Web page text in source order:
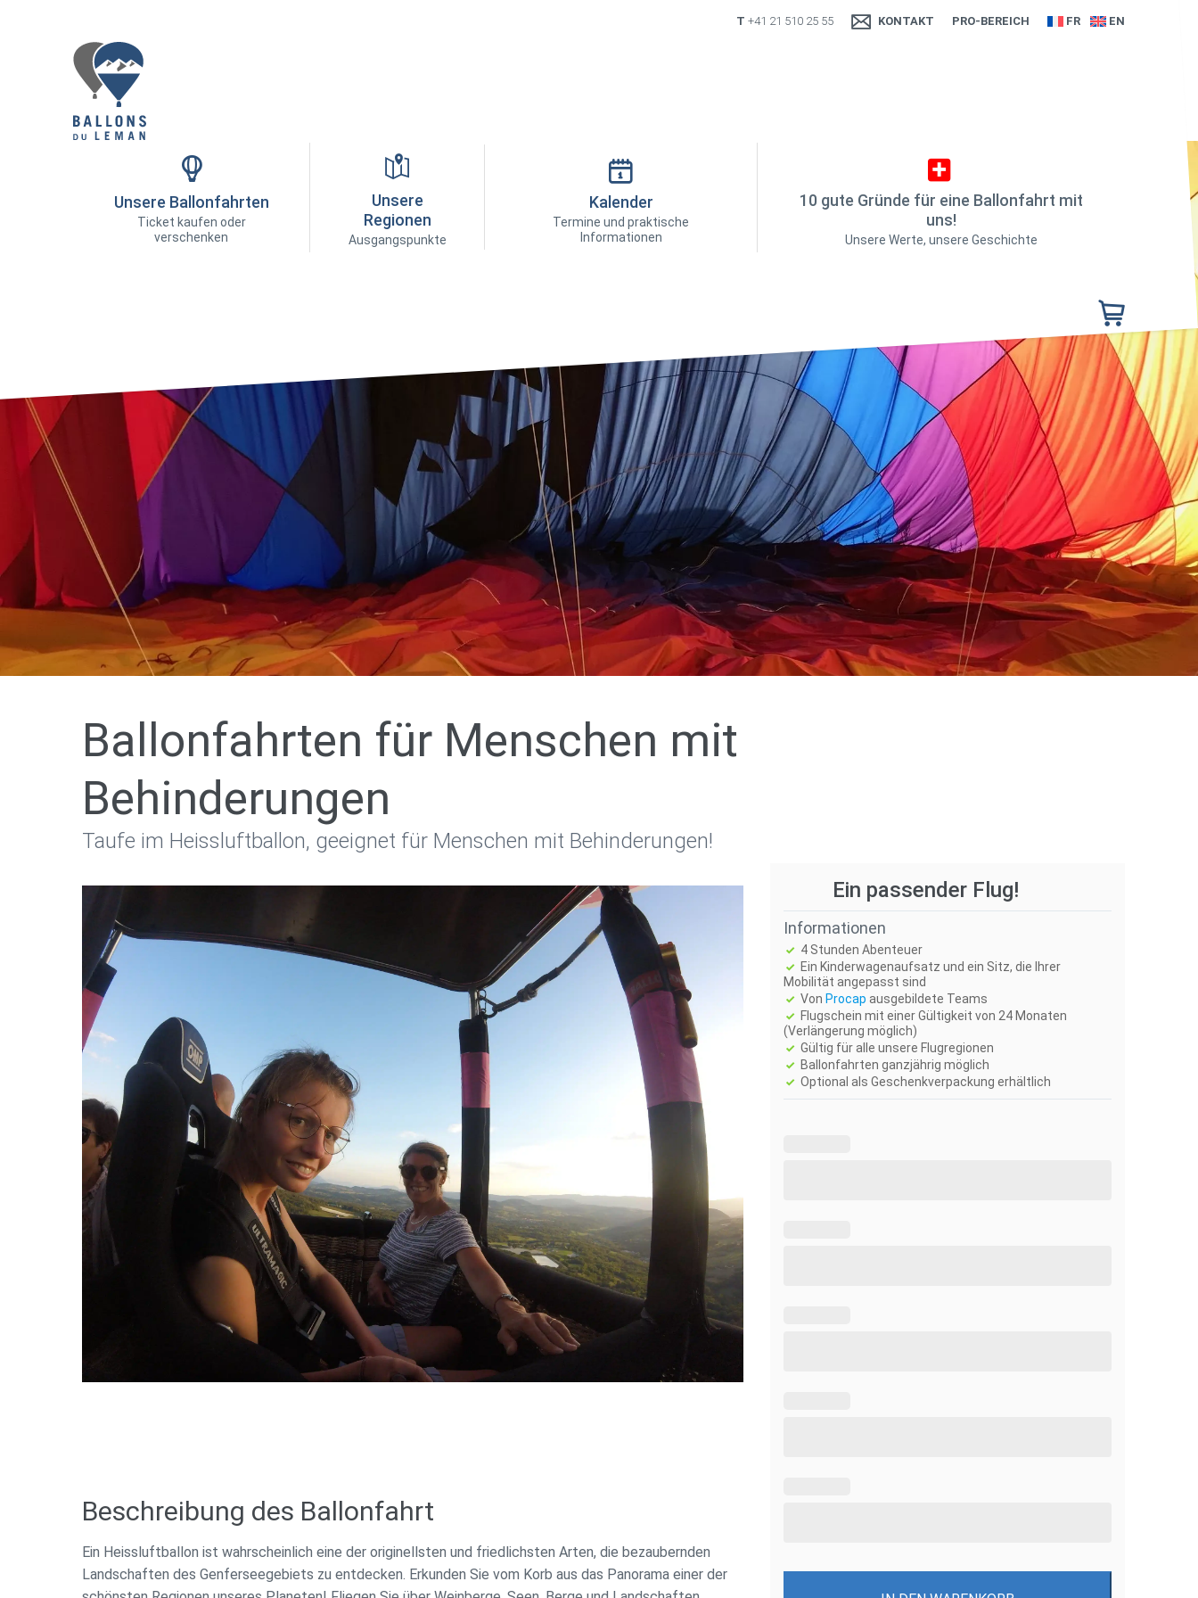
T +41 21 510 25 55 KONTAKT PRO-BEREICH FR EN
Unsere Ballonfahrten
Ticket kaufen oder
verschenken
Unsere
Regionen
Ausgangspunkte
Kalender
Termine und praktische
Informationen
10 gute Gründe für eine Ballonfahrt mit
uns!
Unsere Werte, unsere Geschichte
Ballonfahrten für Menschen mit
Behinderungen
Taufe im Heissluftballon, geeignet für Menschen mit Behinderungen!
Beschreibung des Ballonfahrt
Ein Heissluftballon ist wahrscheinlich eine der originellsten und friedlichsten Arten, die bezaubernden
Landschaften des Genferseegebiets zu entdecken. Erkunden Sie vom Korb aus das Panorama einer der
Ein passender Flug!
Informationen
4 Stunden Abenteuer
Ein Kinderwagenaufsatz und ein Sitz, die Ihrer
Mobilität angepasst sind
Von Procap ausgebildete Teams
Flugschein mit einer Gültigkeit von 24 Monaten
(Verlängerung möglich)
Gültig für alle unsere Flugregionen
Ballonfahrten ganzjährig möglich
Optional als Geschenkverpackung erhältlich